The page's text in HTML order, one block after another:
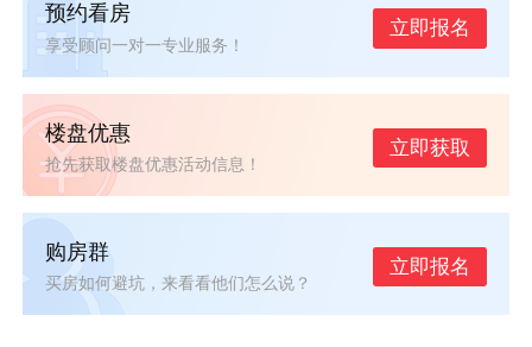
预约看房
享受顾问一对一专业服务！
立即报名
楼盘优惠
抢先获取楼盘优惠活动信息！
立即获取
购房群
买房如何避坑，来看看他们怎么说？
立即报名